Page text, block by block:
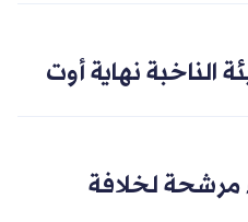
الناخبة نهاية أوت
مرشحة لخلافة